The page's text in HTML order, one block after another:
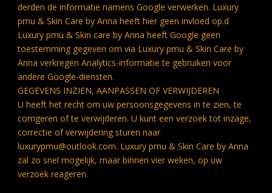
derden de informatie namens Google verwerken. Luxury
pmu & Skin Care by Anna heeft hier geen invloed op.d
Luxury pmu & Skin care by Anna heeft Google geen
toestemming gegeven om via Luxury pmu & Skin Care by
Anna verkregen Analytics-informatie te gebruiken voor
andere Google-diensten.
GEGEVENS INZIEN, AANPASSEN OF VERWIJDEREN
U heeft het recht om uw persoonsgegevens in te zien, te
corrigeren of te verwijderen. U kunt een verzoek tot inzage,
correctie of verwijdering sturen naar
luxurypmu@outlook.com. Luxury pmu & Skin Care by Anna
zal zo snel mogelijk, maar binnen vier weken, op uw
verzoek reageren.